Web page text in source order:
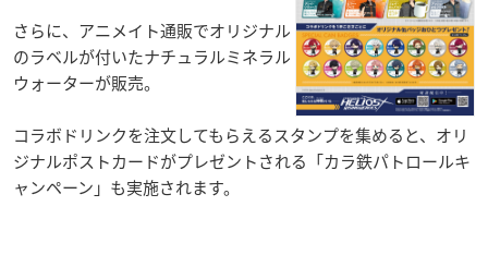
さらに、アニメイト通販でオリジナル
のラベルが付いたナチュラルミネラル
ウォーターが販売。
コラボドリンクを注文してもらえるスタンプを集めると、オリ
ジナルポストカードがプレゼントされる「カラ鉄パトロールキ
ャンペーン」も実施されます。